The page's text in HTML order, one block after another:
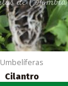
Umbelíferas
Cilantro